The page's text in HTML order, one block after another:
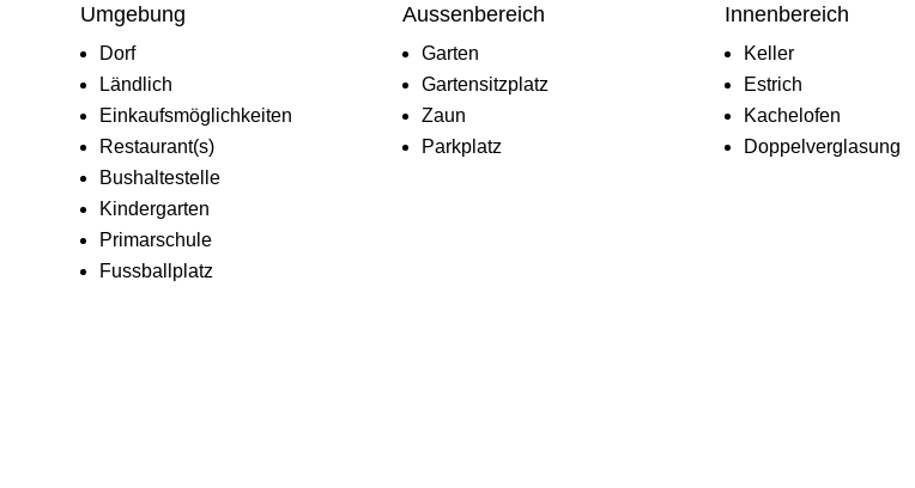
Umgebung
Dorf
Ländlich
Einkaufsmöglichkeiten
Restaurant(s)
Bushaltestelle
Kindergarten
Primarschule
Fussballplatz
Aussenbereich
Garten
Gartensitzplatz
Zaun
Parkplatz
Innenbereich
Keller
Estrich
Kachelofen
Doppelverglasung